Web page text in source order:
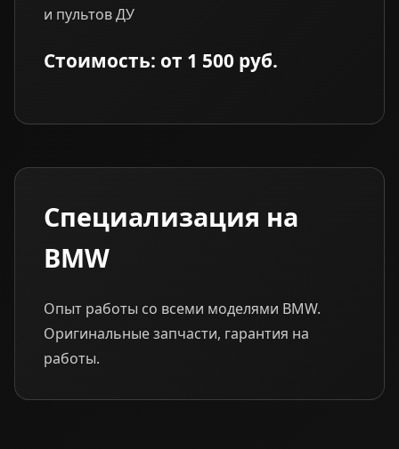
и пультов ДУ
Стоимость: от 1 500 руб.
Специализация на
BMW
Опыт работы со всеми моделями BMW.
Оригинальные запчасти, гарантия на
работы.